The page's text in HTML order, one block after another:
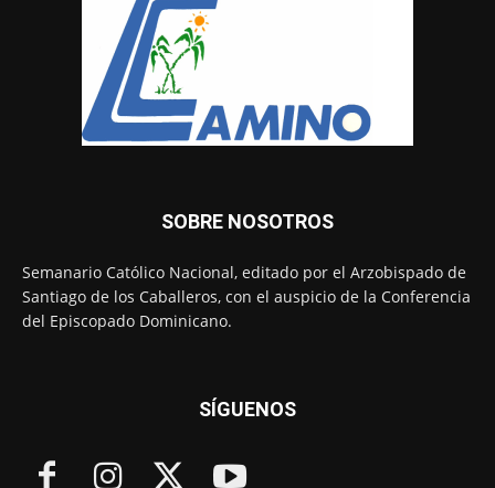
SOBRE NOSOTROS
Semanario Católico Nacional, editado por el Arzobispado de
Santiago de los Caballeros, con el auspicio de la Conferencia
del Episcopado Dominicano.
SÍGUENOS